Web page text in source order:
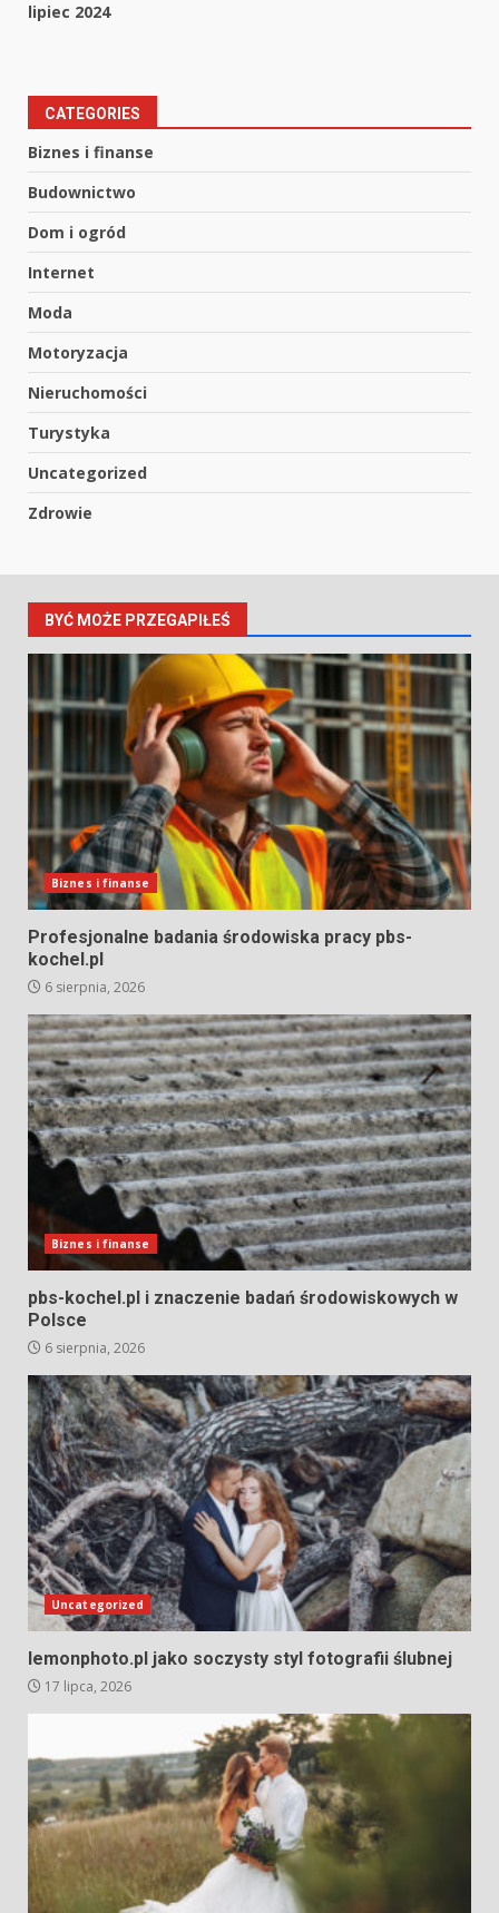
lipiec 2024
CATEGORIES
Biznes i finanse
Budownictwo
Dom i ogród
Internet
Moda
Motoryzacja
Nieruchomości
Turystyka
Uncategorized
Zdrowie
BYĆ MOŻE PRZEGAPIŁEŚ
Biznes i finanse
Profesjonalne badania środowiska pracy pbs-
kochel.pl
6 sierpnia, 2026
Biznes i finanse
pbs-kochel.pl i znaczenie badań środowiskowych w
Polsce
6 sierpnia, 2026
Uncategorized
lemonphoto.pl jako soczysty styl fotografii ślubnej
17 lipca, 2026